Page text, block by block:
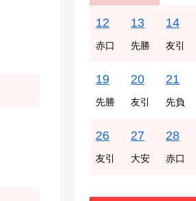
12
赤口
13
先勝
14
友引
19
先勝
20
友引
21
先負
26
友引
27
大安
28
赤口